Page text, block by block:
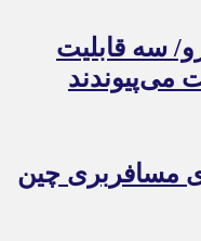
بزرگ در آیفون ۱۸ پرو/ سه قابلیت
می‌پیوندند
مسافربری چین